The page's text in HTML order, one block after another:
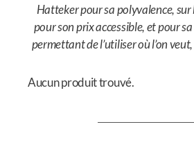
Hatteker pour sa polyvalence, sur
pour son prix accessible, et pour
permettant de l’utiliser où l’on
Aucun produit trouvé.